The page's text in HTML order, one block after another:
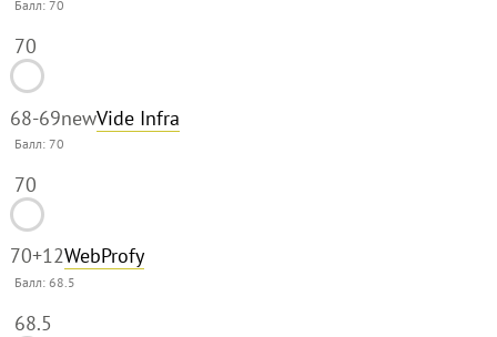
Балл:70
70
68-69newVide Infra
Балл:70
70
70+12WebProfy
Балл:68.5
68.5